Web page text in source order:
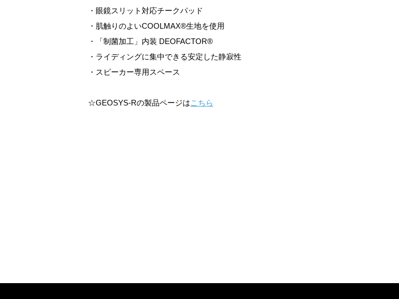
・眼鏡スリット対応チークパッド
・肌触りのよいCOOLMAX®生地を使用
・「制菌加工」内装 DEOFACTOR®
・ライディングに集中できる安定した静寂性
・スピーカー専用スペース
☆GEOSYS-Rの製品ページはこちら